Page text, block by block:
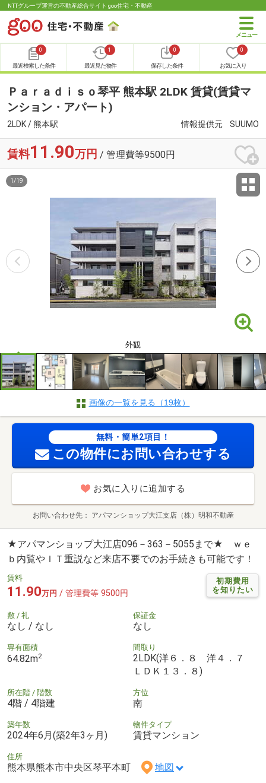
NTTグループ運営の不動産総合サイト goo住宅・不動産
0
最近検索した条件
1
最近見た物件
0
保存した条件
0
お気に入り
Ｐａｒａｄｉｓｏ琴平 熊本駅 2LDK 賃貸(賃貸マ
ンション・アパート)
2LDK / 熊本駅 情報提供元 SUUMO
賃料11.90万円 / 管理費等9500円
外観
1 /19
画像の一覧を見る（19枚）
無料・簡単2項目！
この物件にお問い合わせする
お気に入りに追加する
お問い合わせ先 アパマンショップ大江支店（株）明和不動産
★アパマンショップ大江店096－363－5055まで★ ｗｅ
ｂ内覧やＩＴ重説など来店不要でのお手続きも可能です！
初期費用
を知りたい
賃料
11.90万円 / 管理費等 9500円
敷 / 礼
なし / なし
保証金
なし
専有面積
64.82m2
間取り
2LDK(洋６．８ 洋４．７
ＬＤＫ１３．８)
所在階 / 階数
4階 / 4階建
方位
南
築年数
2024年6月(築2年3ヶ月)
物件タイプ
賃貸マンション
住所
熊本県熊本市中央区琴平本町 地図